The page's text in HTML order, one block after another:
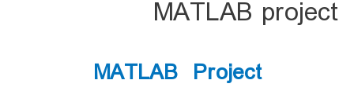
MATLAB project
MATLAB Project